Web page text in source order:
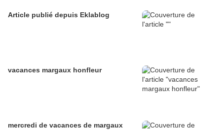
Article publié depuis Eklablog
vacances margaux honfleur
mercredi de vacances de margaux